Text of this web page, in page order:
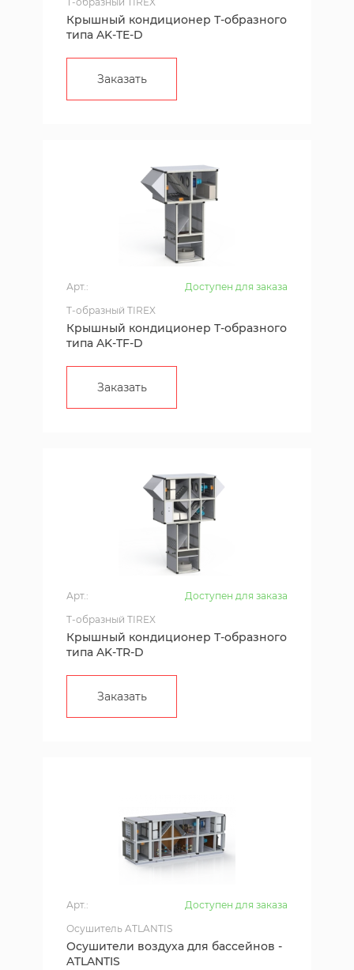
Крышный кондиционер Т-образного
типа AK-TE-D
Заказать
Арт.:
Доступен для заказа
T-образный TIREX
Крышный кондиционер Т-образного
типа AK-TF-D
Заказать
Арт.:
Доступен для заказа
T-образный TIREX
Крышный кондиционер Т-образного
типа AK-TR-D
Заказать
Арт.:
Доступен для заказа
Осушитель ATLANTIS
Осушители воздуха для бассейнов -
ATLANTIS